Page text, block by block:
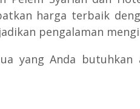
harga terbaik
pengalaman
yang Anda